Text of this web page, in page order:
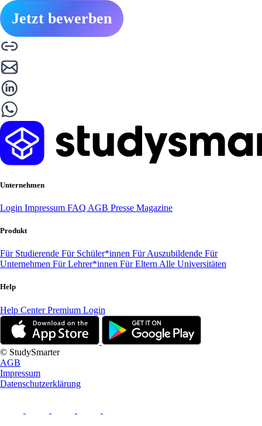
Jetzt bewerben
Unternehmen
Login Impressum FAQ AGB Presse Magazine
Produkt
Für Studierende Für Schüler*innen Für Auszubildende Für
Unternehmen Für Lehrer*innen Für Eltern Alle Universitäten
Help
Help CenterPremium Login
© StudySmarter
AGB
Impressum
Datenschutzerklärung